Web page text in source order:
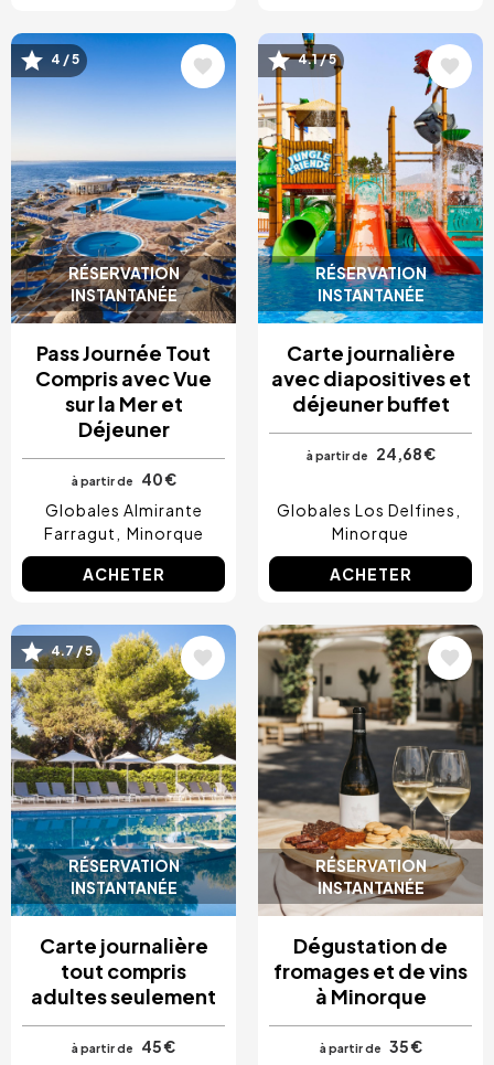
RÉSERVATION
INSTANTANÉE
Image
4 / 5
Pass Journée Tout
Compris avec Vue
sur la Mer et
Déjeuner
à partir de
40 €
Globales Almirante
Farragut
Minorque
ACHETER
RÉSERVATION
INSTANTANÉE
Image
4.1 / 5
Carte journalière
avec diapositives et
déjeuner buffet
à partir de 24,68 €
Globales Los Delfines
Minorque
ACHETER
RÉSERVATION
INSTANTANÉE
Image
4.7 / 5
Carte journalière
tout compris
adultes seulement
à partir de
45 €
RÉSERVATION
INSTANTANÉE
Image
Dégustation de
fromages et de vins
à Minorque
à partir de
35 €